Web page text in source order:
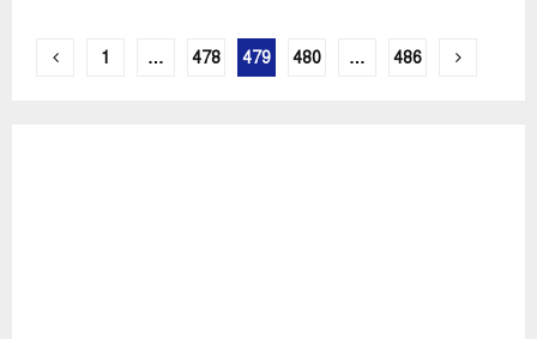
Posts
1 … 478 479 480 … 486